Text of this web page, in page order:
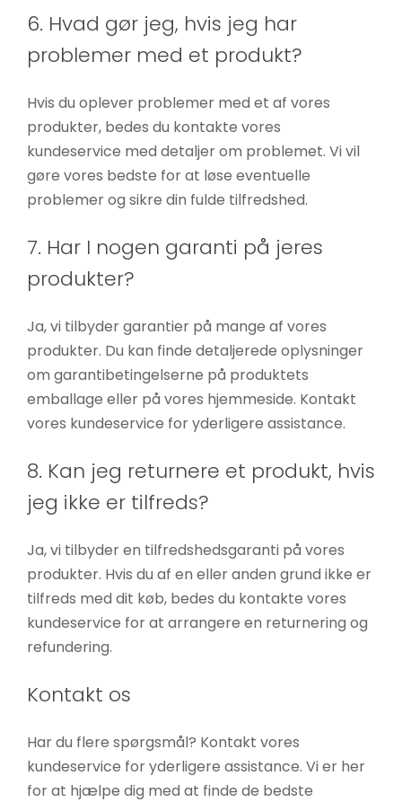
6. Hvad gør jeg, hvis jeg har
problemer med et produkt?
Hvis du oplever problemer med et af vores
produkter, bedes du kontakte vores
kundeservice med detaljer om problemet. Vi vil
gøre vores bedste for at løse eventuelle
problemer og sikre din fulde tilfredshed.
7. Har I nogen garanti på jeres
produkter?
Ja, vi tilbyder garantier på mange af vores
produkter. Du kan finde detaljerede oplysninger
om garantibetingelserne på produktets
emballage eller på vores hjemmeside. Kontakt
vores kundeservice for yderligere assistance.
8. Kan jeg returnere et produkt, hvis
jeg ikke er tilfreds?
Ja, vi tilbyder en tilfredshedsgaranti på vores
produkter. Hvis du af en eller anden grund ikke er
tilfreds med dit køb, bedes du kontakte vores
kundeservice for at arrangere en returnering og
refundering.
Kontakt os
Har du flere spørgsmål? Kontakt vores
kundeservice for yderligere assistance. Vi er her
for at hjælpe dig med at finde de bedste
øger du
for at se
tilpasset
indhold og
tilbud.